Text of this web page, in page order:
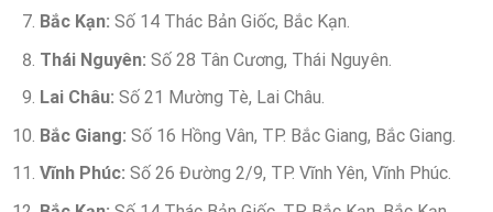
Bắc Kạn: Số 14 Thác Bản Giốc, Bắc Kạn.
Thái Nguyên: Số 28 Tân Cương, Thái Nguyên.
Lai Châu: Số 21 Mường Tè, Lai Châu.
Bắc Giang: Số 16 Hồng Vân, TP. Bắc Giang, Bắc Giang.
Vĩnh Phúc: Số 26 Đường 2/9, TP. Vĩnh Yên, Vĩnh Phúc.